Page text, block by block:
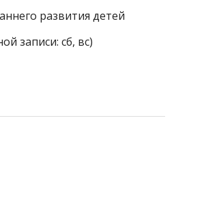
развития детей
записи: сб, вс)